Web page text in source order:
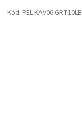
Kód: PEL-KAV06.GRT10LB